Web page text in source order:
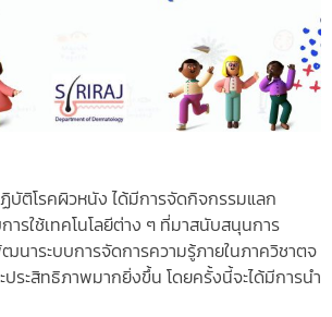
ติโรคผิวหนัง ได้มีการจัดกิจกรรมแลก
ารใช้เทคโนโลยีต่าง ๆ ที่มาสนับสนุนการ
นาระบบการจัดการความรู้ภายในภาควิชาตจ
ระสิทธิภาพมากยิ่งขึ้น โดยครั้งนี้จะได้มีการนำ